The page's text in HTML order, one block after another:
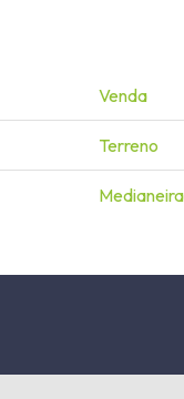
Venda
Terreno
Medianeira